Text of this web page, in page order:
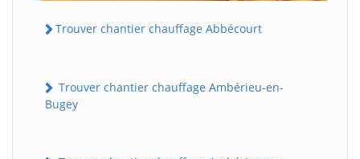
Trouver chantier chauffage Abbécourt
Trouver chantier chauffage Ambérieu-en-
Bugey